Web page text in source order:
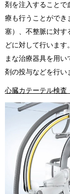
剤を注入することで
療も行うことができ
塞）、不整脈に対す
どに対して行いま
まな治療器具を用
剤の投与などを行い
心臓カテーテル検査